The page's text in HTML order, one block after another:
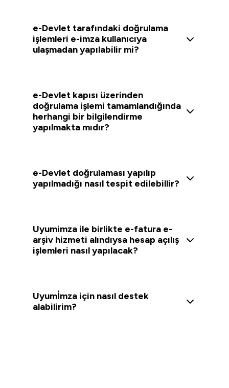
e-Devlet tarafındaki doğrulama
işlemleri e-imza kullanıcıya
ulaşmadan yapılabilir mi?
e-Devlet kapısı üzerinden
doğrulama işlemi tamamlandığında
herhangi bir bilgilendirme
yapılmakta mıdır?
e-Devlet doğrulaması yapılıp
yapılmadığı nasıl tespit edilebillir?
Uyumimza ile birlikte e-fatura e-
arşiv hizmeti alındıysa hesap açılış
işlemleri nasıl yapılacak?
Uyumİmza için nasıl destek
alabilirim?